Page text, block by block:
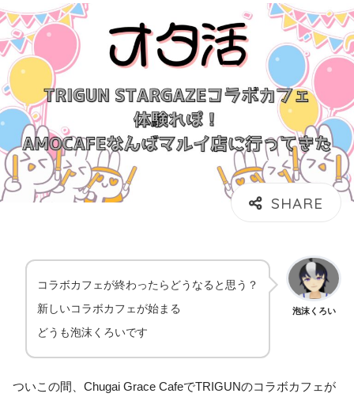
泡沫くろい
コラボカフェが終わったらどうなると思う？
新しいコラボカフェが始まる
どうも泡沫くろいです
ついこの間、Chugai Grace CafeでTRIGUNのコラボカフェが